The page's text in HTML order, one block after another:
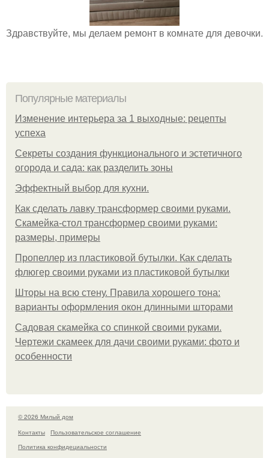
Здравствуйте, мы делаем ремонт в комнате для девочки.
Популярные материалы
Изменение интерьера за 1 выходные: рецепты
успеха
Секреты создания функционального и эстетичного
огорода и сада: как разделить зоны
Эффектный выбор для кухни.
Как сделать лавку трансформер своими руками.
Скамейка-стол трансформер своими руками:
размеры, примеры
Пропеллер из пластиковой бутылки. Как сделать
флюгер своими руками из пластиковой бутылки
Шторы на всю стену. Правила хорошего тона:
варианты оформления окон длинными шторами
Садовая скамейка со спинкой своими руками.
Чертежи скамеек для дачи своими руками: фото и
особенности
© 2026 Милый дом
Контакты
Пользовательское соглашение
Политика конфидециальности